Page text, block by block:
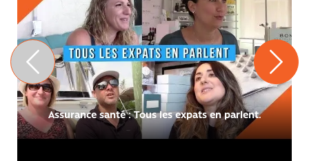
Assurance santé : Tous les expats en parlent.